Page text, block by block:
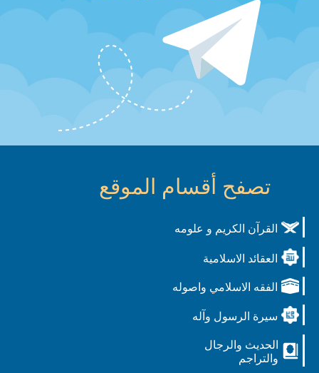
تصفح أقسام الموقع
القرآن الكريم و علومه
العقائد الاسلامية
الفقه الاسلامي واصوله
سيرة الرسول وآله
الحديث والرجال
والتراجم